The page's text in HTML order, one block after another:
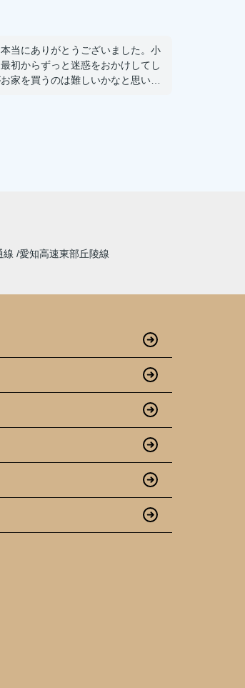
当にありがとうございました。小
初からずっと迷惑をおかけしてし
家を買うのは難しいかなと思いま
線 愛知高速東部丘陵線